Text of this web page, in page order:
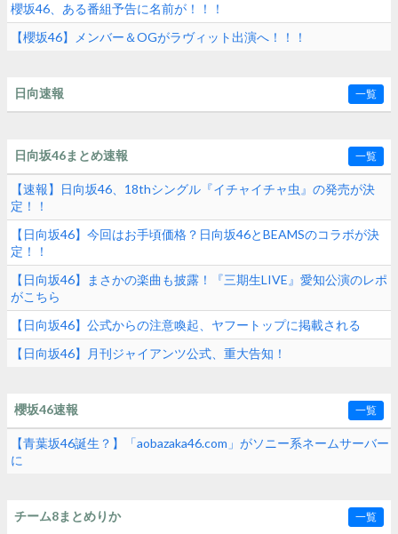
櫻坂46、ある番組予告に名前が！！！
【櫻坂46】メンバー＆OGがラヴィット出演へ！！！
日向速報 一覧
日向坂46まとめ速報 一覧
【速報】日向坂46、18thシングル『イチャイチャ虫』の発売が決
定！！
【日向坂46】今回はお手頃価格？日向坂46とBEAMSのコラボが決
定！！
【日向坂46】まさかの楽曲も披露！『三期生LIVE』愛知公演のレポ
がこちら
【日向坂46】公式からの注意喚起、ヤフートップに掲載される
【日向坂46】月刊ジャイアンツ公式、重大告知！
櫻坂46速報 一覧
【青葉坂46誕生？】「aobazaka46.com」がソニー系ネームサーバー
に
チーム8まとめりか 一覧